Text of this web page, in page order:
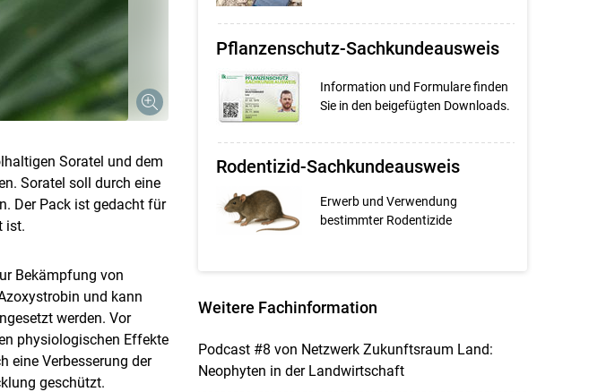
Soratel und dem
Soratel soll durch eine
Der Pack ist gedacht für
ist.
Bekämpfung von
und kann
werden. Vor
physiologischen Effekte
eine Verbesserung der
geschützt.
Pflanzenschutz-Sachkundeausweis
Information und Formulare finden
Sie in den beigefügten Downloads.
Rodentizid-Sachkundeausweis
Erwerb und Verwendung
bestimmter Rodentizide
Weitere Fachinformation
Podcast #8 von Netzwerk Zukunftsraum Land:
Neophyten in der Landwirtschaft